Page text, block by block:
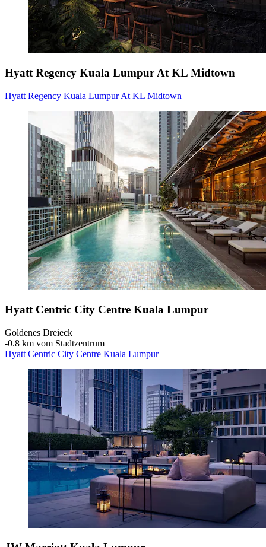
Hyatt Regency Kuala Lumpur At KL Midtown
Hyatt Regency Kuala Lumpur At KL Midtown
Hyatt Centric City Centre Kuala Lumpur
Goldenes Dreieck
‐0.8 km vom Stadtzentrum
Hyatt Centric City Centre Kuala Lumpur